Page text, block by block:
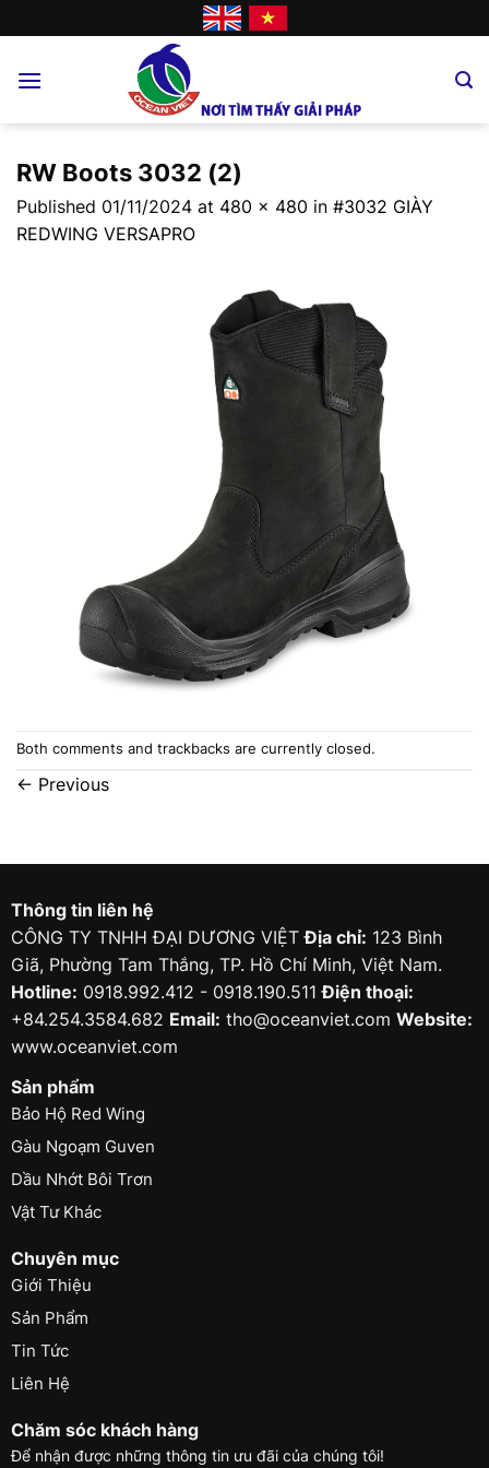
to
RW Boots 3032 (2)
Published 01/11/2024 at 480 × 480 in #3032 GIÀY
REDWING VERSAPRO
Both comments and trackbacks are currently closed.
← Previous
Thông tin liên hệ
CÔNG TY TNHH ĐẠI DƯƠNG VIỆTĐịa chỉ: 123 Bình
Giã, Phường Tam Thắng, TP. Hồ Chí Minh, Việt Nam.
Hotline: 0918.992.412 - 0918.190.511Điện thoại:
+84.254.3584.682 Email: tho@oceanviet.com Website:
www.oceanviet.com
Sản phẩm
Bảo Hộ Red Wing
Gàu Ngoạm Guven
Dầu Nhớt Bôi Trơn
Vật Tư Khác
Chuyên mục
Giới Thiệu
Sản Phẩm
Tin Tức
Liên Hệ
Chăm sóc khách hàng
Để nhận được những thông tin ưu đãi của chúng tôi!